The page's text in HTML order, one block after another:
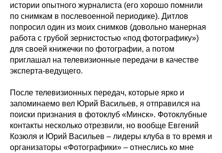
истории опытного журналиста (его хорошо помнили
по снимкам в послевоенной периодике). Дитлов
попросил один из моих снимков (довольно манерная
работа с грубой зернистостью «под фотографику»)
для своей книжечки по фотографии, а потом
приглашал на телевизионные передачи в качестве
эксперта-ведущего.
После телевизионных передач, которые ярко и
запоминаемо вел Юрий Васильев, я отправился на
поиски признания в фотоклуб «Минск». Фотоклубные
контакты несколько отрезвили, но вообще Евгений
Козюля и Юрий Васильев – лидеры клуба в то время и
организаторы «Фотографики» – отнеслись ко мне